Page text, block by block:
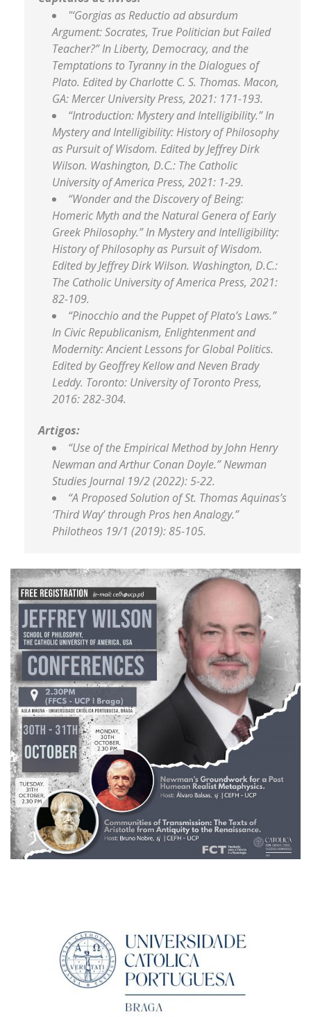
"‘Gorgias as Reductio ad absurdum
Argument: Socrates, True Politician but Failed
Teacher?” In Liberty, Democracy, and the
Temptations to Tyranny in the Dialogues of
Plato. Edited by Charlotte C. S. Thomas. Macon,
GA: Mercer University Press, 2021: 171-193.
“Introduction: Mystery and Intelligibility.” In
Mystery and Intelligibility: History of Philosophy
as Pursuit of Wisdom. Edited by Jeffrey Dirk
Wilson. Washington, D.C.: The Catholic
University of America Press, 2021: 1-29.
“Wonder and the Discovery of Being:
Homeric Myth and the Natural Genera of Early
Greek Philosophy.” In Mystery and Intelligibility:
History of Philosophy as Pursuit of Wisdom.
Edited by Jeffrey Dirk Wilson. Washington, D.C.:
The Catholic University of America Press, 2021:
82-109.
“Pinocchio and the Puppet of Plato’s Laws.”
In Civic Republicanism, Enlightenment and
Modernity: Ancient Lessons for Global Politics.
Edited by Geoffrey Kellow and Neven Brady
Leddy. Toronto: University of Toronto Press,
2016: 282-304.
Artigos:
“Use of the Empirical Method by John Henry
Newman and Arthur Conan Doyle.” Newman
Studies Journal 19/2 (2022): 5-22.
“A Proposed Solution of St. Thomas Aquinas’s
‘Third Way’ through Pros hen Analogy.”
Philotheos 19/1 (2019): 85-105.